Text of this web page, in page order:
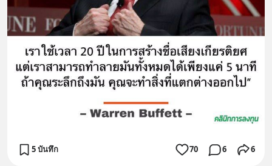
5 บันทึก 70 6 6